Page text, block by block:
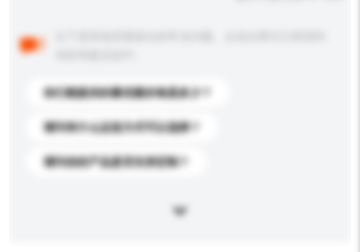
你们能提供的最优惠价格是多少？
请问有什么运送方式可以选择？
请问你的产品是否支持定制？